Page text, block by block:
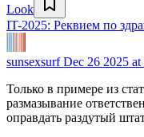
Look
IT-2025: Реквием по
sunsexsurfDec 26 2025 at
Только в примере из
размазывание
оправдать раздутый